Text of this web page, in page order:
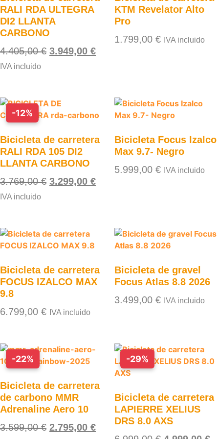
RALI RDA ULTEGRA
DI2 LLANTA
CARBONO
4.405,00€ 3.949,00 €
IVA incluido
KTM Revelator Alto
Pro
1.799,00 € IVA incluido
-12%
Bicicleta de carretera
RALI RDA 105 DI2
LLANTA CARBONO
3.769,00€ 3.299,00 €
IVA incluido
Bicicleta Focus Izalco
Max 9.7- Negro
5.999,00 € IVA incluido
Bicicleta de carretera
FOCUS IZALCO MAX
9.8
6.799,00 € IVA incluido
Bicicleta de gravel
Focus Atlas 8.8 2026
3.499,00 € IVA incluido
-22%
Bicicleta de carretera
de carbono MMR
Adrenaline Aero 10
3.599,00€ 2.795,00 €
-29%
Bicicleta de carretera
LAPIERRE XELIUS
DRS 8.0 AXS